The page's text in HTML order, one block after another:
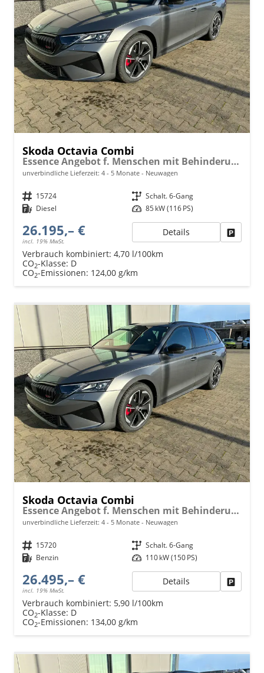
Skoda Octavia Combi
Essence Angebot f. Menschen mit Behinderung ab 50 %! 2.0 TDI 115PS, 2-Zonen-Climatronic, Parksensoren hinten, Radio 10"/Bluetooth/DAB, Tempomat, LED-Scheinwerfer, M-Lederlenkrad, Dachreling, 8x Airbags
unverbindliche Lieferzeit: 4 - 5 Monate Neuwagen
Fahrzeugnr. 15724 Getriebe Schalt. 6-Gang
Kraftstoff Diesel Leistung 85 kW (116 PS)
26.195,– €
incl. 19% MwSt.
Details
Verbrauch kombiniert: 4,70 l/100km
CO2-Klasse: D
CO2-Emissionen: 124,00 g/km
Skoda Octavia Combi
Essence Angebot f. Menschen mit Behinderung ab 50 %! 1.5 TSI 150PS, 2-Zonen-Climatronic, Parksensoren hinten, Radio 10"/Bluetooth/DAB, Tempomat, LED-Scheinwerfer, M-Lederlenkrad, Dachreling, 8x Airbags
unverbindliche Lieferzeit: 4 - 5 Monate Neuwagen
Fahrzeugnr. 15720 Getriebe Schalt. 6-Gang
Kraftstoff Benzin Leistung 110 kW (150 PS)
26.495,– €
incl. 19% MwSt.
Details
Verbrauch kombiniert: 5,90 l/100km
CO2-Klasse: D
CO2-Emissionen: 134,00 g/km